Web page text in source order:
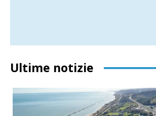
Ultime notizie